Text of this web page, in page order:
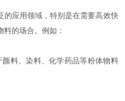
应用领域，特别是在需要高效快
的场合。例如：
料、染料、化学药品等粉体物料